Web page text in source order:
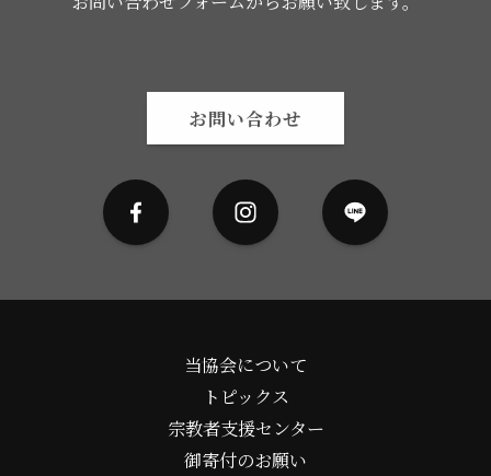
お問い合わせ
当協会について
トピックス
宗教者支援センター
御寄付のお願い